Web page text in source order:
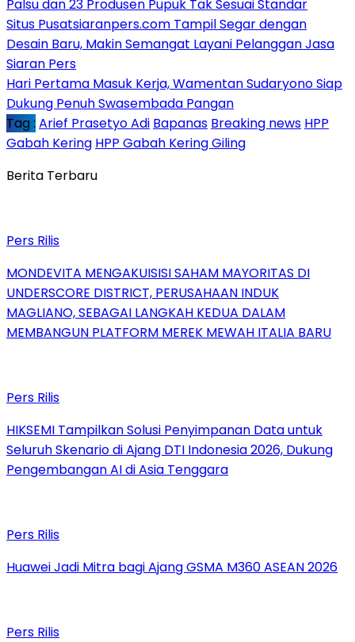
Palsu dan 23 Produsen Pupuk Tak Sesuai Standar
Situs Pusatsiaranpers.com Tampil Segar dengan
Desain Baru, Makin Semangat Layani Pelanggan Jasa
Siaran Pers
Hari Pertama Masuk Kerja, Wamentan Sudaryono Siap
Dukung Penuh Swasembada Pangan
Tag : Arief Prasetyo Adi Bapanas Breaking news HPP
Gabah Kering HPP Gabah Kering Giling
Berita Terbaru
Pers Rilis
MONDEVITA MENGAKUISISI SAHAM MAYORITAS DI
UNDERSCORE DISTRICT, PERUSAHAAN INDUK
MAGLIANO, SEBAGAI LANGKAH KEDUA DALAM
MEMBANGUN PLATFORM MEREK MEWAH ITALIA BARU
Pers Rilis
HIKSEMI Tampilkan Solusi Penyimpanan Data untuk
Seluruh Skenario di Ajang DTI Indonesia 2026, Dukung
Pengembangan AI di Asia Tenggara
Pers Rilis
Huawei Jadi Mitra bagi Ajang GSMA M360 ASEAN 2026
Pers Rilis